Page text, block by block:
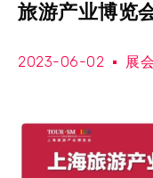
旅游产业博览
2023-06-02 展